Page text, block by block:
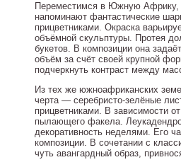
Переместимся в Южную Африку,
напоминают фантастические
прицветниками. Окраска
объёмной скульптуры. Протея
букетов. В композиции она
объём за счёт своей крупной
подчеркнуть контраст между
Из тех же южноафриканских
черта — серебристо-зелёные
прицветниками. В зависимости
пылающего факела.
декоративность неделями. Его
композиции. В сочетании с
чуть авангардный образ,